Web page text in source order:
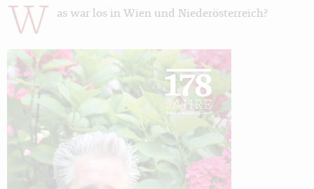
W as war los in Wien und Niederösterreich?